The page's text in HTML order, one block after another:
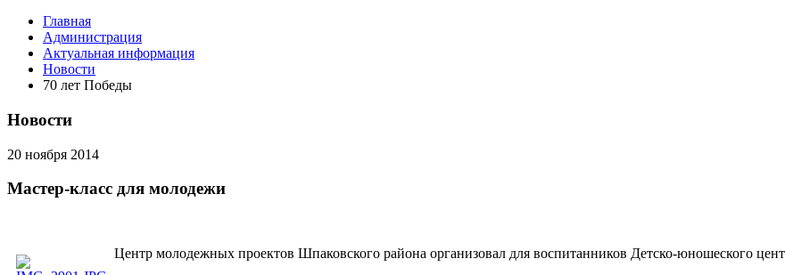
Главная
Администрация
Актуальная информация
Новости
70 лет Победы
Новости
20 ноября 2014
Мастер-класс для молодежи
Центр молодежных проектов Шпаковского района организовал для воспитанников Детско-юношеского